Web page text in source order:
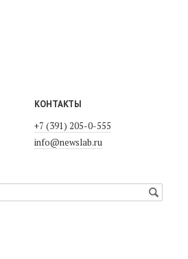
КОНТАКТЫ
+7 (391) 205-0-555
info@newslab.ru